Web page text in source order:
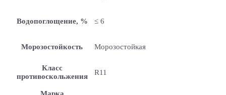
Водопоглощение, % ≤ 6
Морозостойкость Морозостойкая
Класс
противоскольжения
R11
Марка